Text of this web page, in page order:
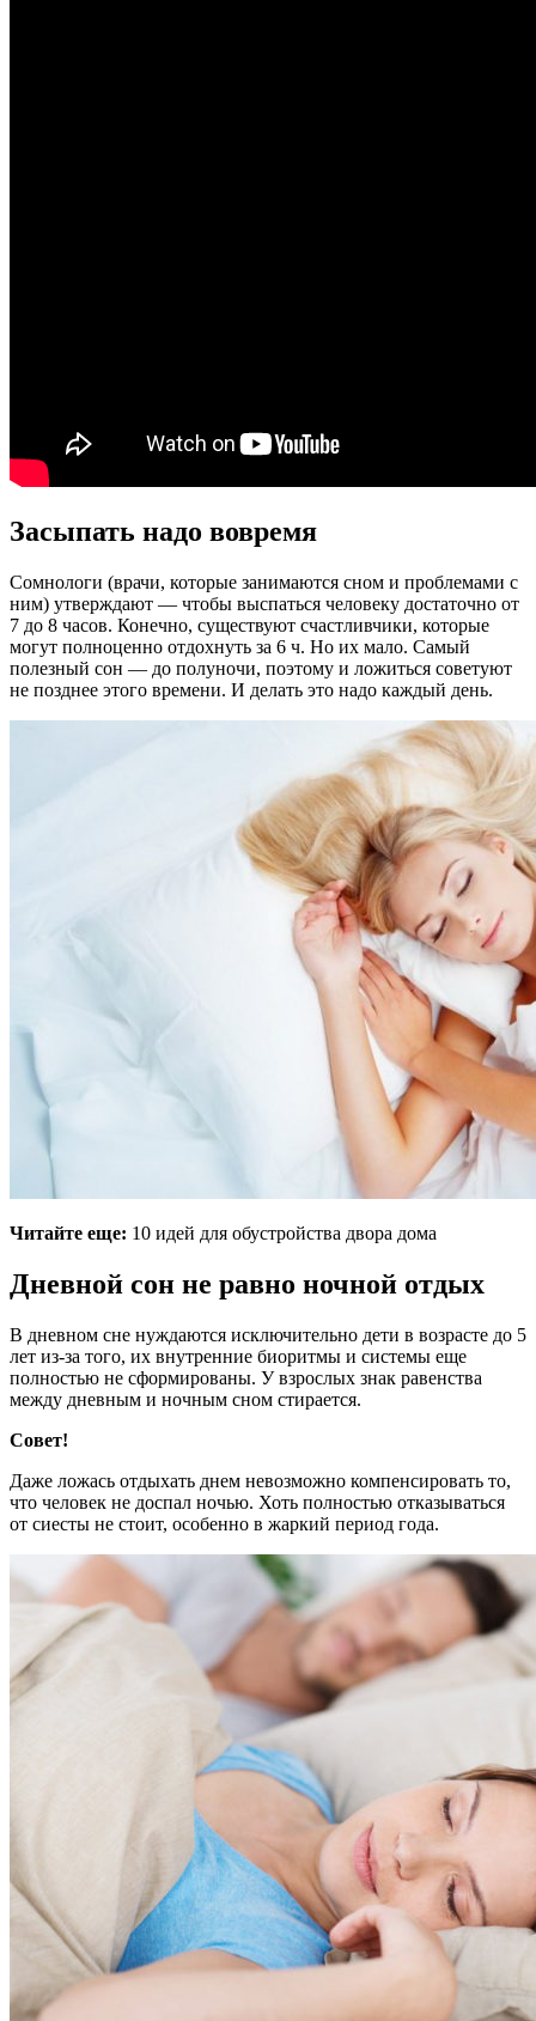
Засыпать надо вовремя
Сомнологи (врачи, которые занимаются сном и проблемами с
ним) утверждают — чтобы выспаться человеку достаточно от
7 до 8 часов. Конечно, существуют счастливчики, которые
могут полноценно отдохнуть за 6 ч. Но их мало. Самый
полезный сон — до полуночи, поэтому и ложиться советуют
не позднее этого времени. И делать это надо каждый день.
Читайте еще: 10 идей для обустройства двора дома
Дневной сон не равно ночной отдых
В дневном сне нуждаются исключительно дети в возрасте до 5
лет из-за того, их внутренние биоритмы и системы еще
полностью не сформированы. У взрослых знак равенства
между дневным и ночным сном стирается.
Совет!
Даже ложась отдыхать днем невозможно компенсировать то,
что человек не доспал ночью. Хоть полностью отказываться
от сиесты не стоит, особенно в жаркий период года.